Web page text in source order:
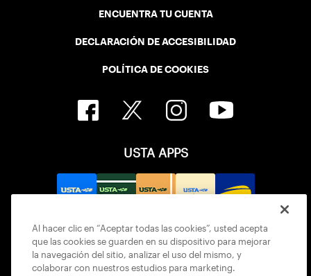
ENCUENTRA TU CUENTA
DECLARACIÓN DE ACCESIBILIDAD
POLÍTICA DE COOKIES
USTA APPS
Al hacer clic en “Aceptar todas las cookies”, usted acepta
que las cookies se guarden en su dispositivo para mejorar
la navegación del sitio, analizar el uso del mismo, y
colaborar con nuestros estudios para marketing.